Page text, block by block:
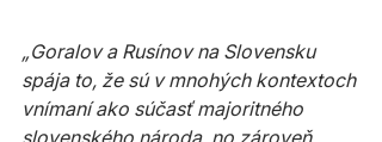
„Goralov a Rusínov na Slovensku
spája to, že sú v mnohých kontextoch
vnímaní ako súčasť majoritného